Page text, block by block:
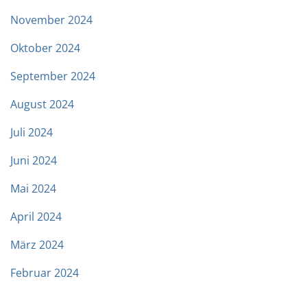
November 2024
Oktober 2024
September 2024
August 2024
Juli 2024
Juni 2024
Mai 2024
April 2024
März 2024
Februar 2024